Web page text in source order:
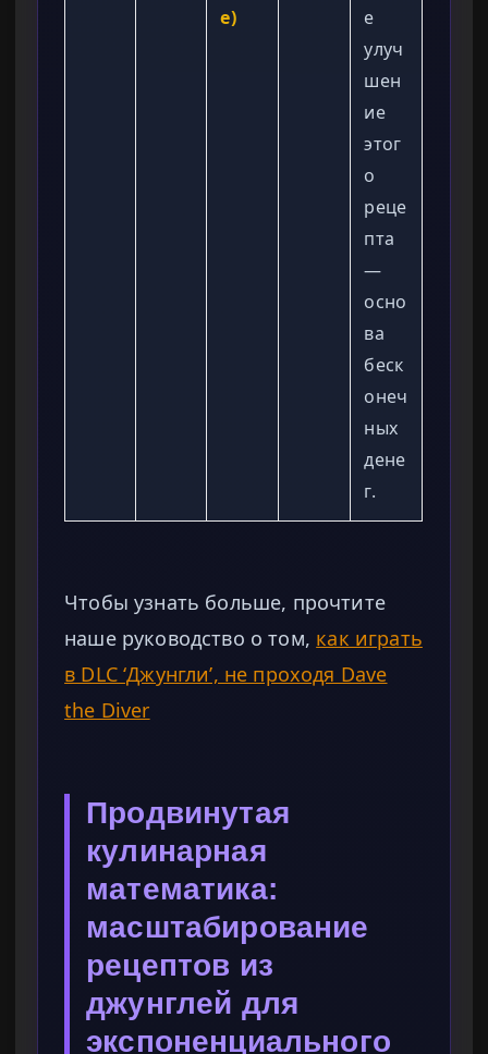
е)
е
улуч
шен
ие
этог
о
реце
пта
—
осно
ва
беск
онеч
ных
дене
г.
Чтобы узнать больше, прочтите
наше руководство о том, как играть
в DLC ‘Джунгли’, не проходя Dave
the Diver
Продвинутая
кулинарная
математика:
масштабирование
рецептов из
джунглей для
экспоненциального